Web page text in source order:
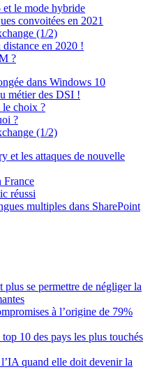
le mode hybride
convoitées en 2021
(1/2)
en 2020 !
?
dans Windows 10
métier des DSI !
le choix ?
?
(1/2)
et les attaques de nouvelle
France
réussi
multiples dans SharePoint
se permettre de négliger la
à l’origine de 79%
10 des pays les plus touchés
quand elle doit devenir la